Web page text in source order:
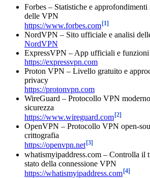
Forbes – Statistiche e
delle VPN
https://www.forbes.com [1]
NordVPN – Sito ufficiale e analisi
NordVPN
ExpressVPN – App ufficiali e funzioni
https://expressvpn.com
Proton VPN – Livello gratuito e
privacy
https://protonvpn.com
WireGuard – Protocollo VPN
sicurezza
https://www.wireguard.com [2]
OpenVPN – Protocollo VPN open-
crittografia
https://openvpn.net [3]
whatismyipaddress.com – Controlla il
stato della connessione VPN
https://whatismyipaddress.com [4]